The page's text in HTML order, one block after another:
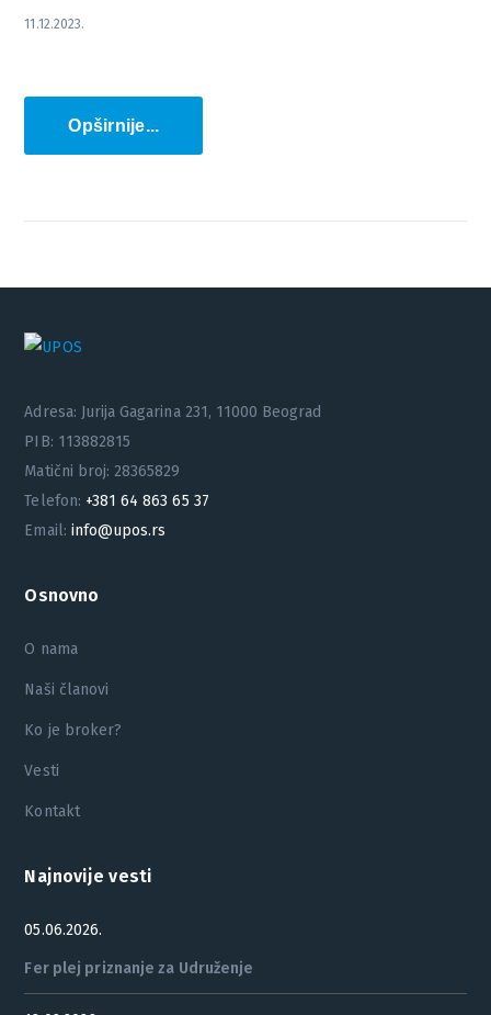
11.12.2023.
Opširnije...
Adresa: Jurija Gagarina 231, 11000 Beograd
PIB: 113882815
Matični broj: 28365829
Telefon: +381 64 863 65 37
Email: info@upos.rs
Osnovno
O nama
Naši članovi
Ko je broker?
Vesti
Kontakt
Najnovije vesti
05.06.2026.
Fer plej priznanje za Udruženje